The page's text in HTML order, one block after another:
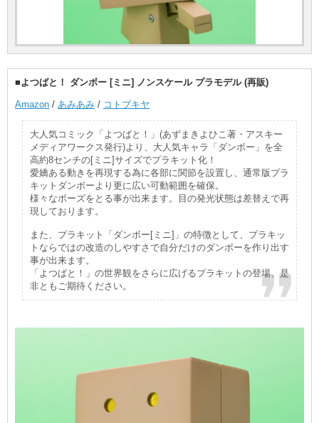
■よつばと！ ダンボー [ミニ] ノンスケール プラモデル (再販)
Amazon / あみあみ / コトブキヤ
大人気コミック「よつばと！」(あずまきよひこ著・アスキー
メディアワークス発行)より、大人気キャラ「ダンボー」を全
高約8センチの[ミニ]サイズでプラキット化！
愛嬌ある動きを再現する為に各部に関節を設置し、通常版プラ
キットダンボーより更に広い可動範囲を確保。
様々なポーズをとる事が出来ます。目の発光状態は差替えで再
現しております。
また、プラキット「ダンボー[ミニ]」の特徴として、プラキッ
トならではの改造のしやすさで自分だけのダンボーを作り出す
事が出来ます。
「よつばと！」の世界観をさらに広げるプラキットの登場、是
非ともご期待ください。